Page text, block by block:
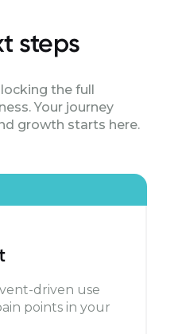
steps
the full
Your journey
growth starts here.
driven use
points in your